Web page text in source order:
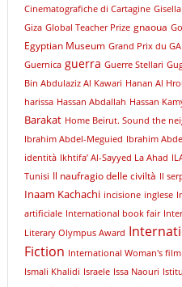
Cinematografiche di Cartagine
Giza Global Teacher Prize gnaoua
Egyptian Museum Grand Prix du
Guernica guerra Guerre Stellari
Bin Abdulaziz Al Kawari Hanan Al
harissa Hassan Abdallah Hassan
Barakat Home Beirut. Sound the
Ibrahim Abdel-Meguied Ibrahim
identità Ikhtifa’ Al-Sayyed La Ahad
Tunisi Il naufragio delle civiltà Il
Inaam Kachachi incisione inglese
artificiale International book fair
Literary Olympus Award
Fiction International Woman's
Ismali Khalidi Israele Issa Naouri